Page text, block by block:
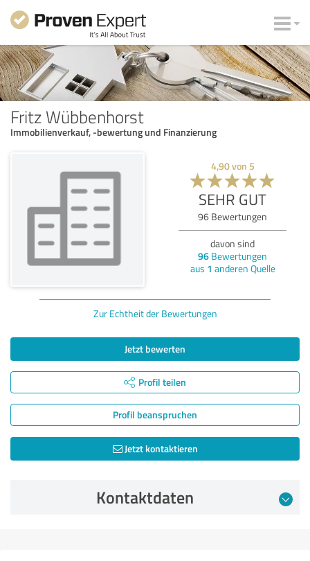
Fritz Wübbenhorst
Immobilienverkauf, -bewertung und Finanzierung
4,90von 5
SEHR GUT
96 Bewertungen
davon sind
96 Bewertungen
aus 1 anderen Quelle
Zur Echtheit der Bewertungen
Jetzt bewerten
Profil teilen
Profil beanspruchen
Jetzt kontaktieren
Kontaktdaten